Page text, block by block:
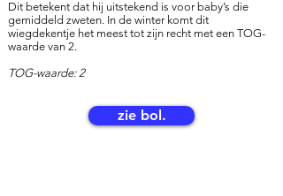
Dit betekent dat hij uitstekend is voor baby’s die
gemiddeld zweten. In de winter komt dit
wiegdekentje het meest tot zijn recht met een TOG-
waarde van 2.
TOG-waarde: 2
zie bol.